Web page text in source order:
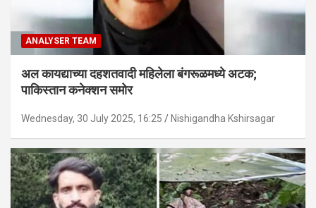
ANALYSER TEAM
अल कायद्याच्या दहशतवादी महिलेला बंगरूळमध्ये अटक;
पाकिस्तान कनेक्शन समोर
Wednesday, 30 July 2025, 16:25 Nishigandha Kshirsagar